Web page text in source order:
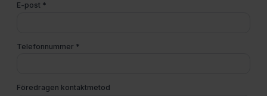
E-post *
Telefonnummer *
Föredragen kontaktmetod